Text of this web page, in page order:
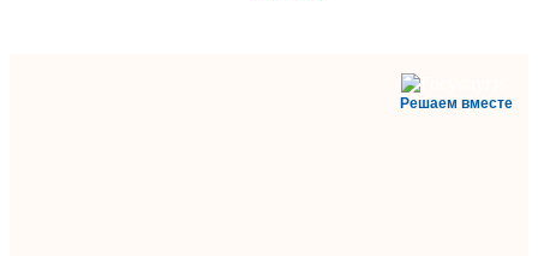
Решаем вместе